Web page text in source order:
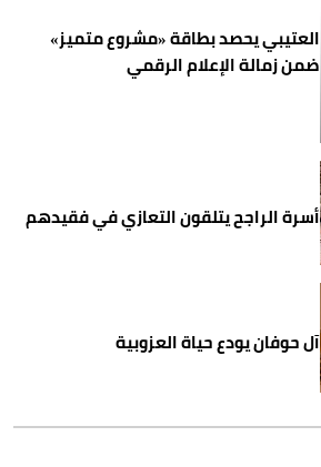
العتيبي يحصد بطاقة «مشروع متميز»
ضمن زمالة الإعلام الرقمي
أسرة الراجح يتلقون التعازي في فقيدهم
آل حوفان يودع حياة العزوبية